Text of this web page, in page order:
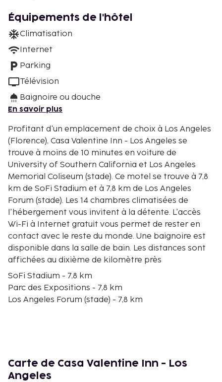
Équipements de l'hôtel
Climatisation
Internet
Parking
Télévision
Baignoire ou douche
En savoir plus
Profitant d'un emplacement de choix à Los Angeles
(Florence), Casa Valentine Inn - Los Angeles se
trouve à moins de 10 minutes en voiture de
University of Southern California et Los Angeles
Memorial Coliseum (stade). Ce motel se trouve à 7,8
km de SoFi Stadium et à 7,8 km de Los Angeles
Forum (stade). Les 14 chambres climatisées de
l'hébergement vous invitent à la détente. L'accès
Wi-Fi à Internet gratuit vous permet de rester en
contact avec le reste du monde. Une baignoire est
disponible dans la salle de bain. Les distances sont
affichées au dixième de kilomètre près
SoFi Stadium - 7,8 km
Parc des Expositions - 7,8 km
Los Angeles Forum (stade) - 7,8 km
University of Southern California - 8,6 km
Shrine Auditorium - 9,1 km
Carte de Casa Valentine Inn - Los
Angeles